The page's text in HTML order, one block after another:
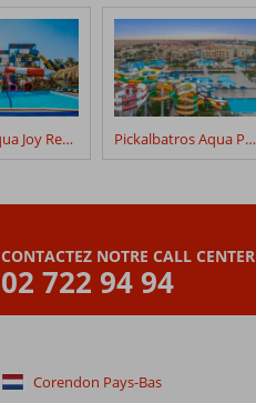
Sunrise Aqua Joy Resort Select Pickalbatros Aqua Park Resort Hurghada
CONTACTEZ NOTRE CALL CENTER
02 722 94 94
Corendon Pays-Bas